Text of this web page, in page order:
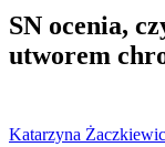
SN ocenia,
utworem
Katarzyna